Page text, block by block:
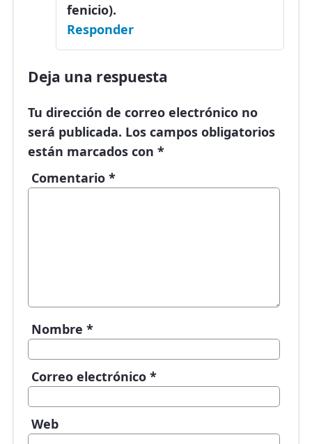
fenicio).
Responder
Deja una respuesta
Tu dirección de correo electrónico no
será publicada. Los campos obligatorios
están marcados con *
Comentario *
Nombre *
Correo electrónico *
Web